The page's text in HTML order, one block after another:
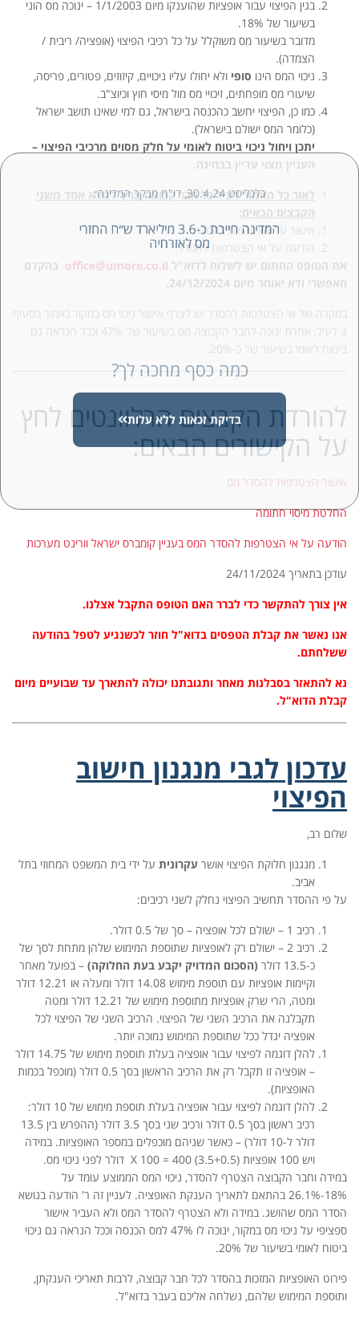
בגין הפיצוי עבור אופציות שהוענקו מיום 1/1/2003 – ינוכה מס הוני
בשיעור של 18%.
מדובר בשיעור מס משוקלל על כל רכיבי הפיצוי (אופציה/ ריבית /
הצמדה).
ניכוי המס הינו סופי ולא יחולו עליו ניכויים, קיזוזים, פטורים, פריסה,
שיעורי מס מופחתים, זיכויי מס מול מיסי חוץ וכיוצ"ב.
כמו כן, הפיצוי יחשב כהכנסה בישראל, גם למי שאינו תושב ישראל
(כלומר המס ישולם בישראל).
יתכן ויחול ניכוי ביטוח לאומי על חלק מסוים מרכיבי הפיצוי –
העניין מצוי עדיין בבחינה.
לאור כל האמור לעיל כל חבר קבוצה צריך למלא אחד משני
הקבצים הבאים:
אישור על הצטרפות להסדר.
הודעה על אי הצטרפות להסדר.
את הטופס החתום יש לשלוח לדוא"ל office@umore.co.il בהקדם
האפשרי ולא יאוחר מיום 24/12/2024.
במקרה של אי הצטרפות להסדר יש לצרף אישור ניכוי מס במקור כאמור בסעיף
3 לעיל, אחרת ינוכה לחבר הקבוצה מס בשיעור של 47% וככל הנראה גם
ביטוח לאומי בשיעור של כ-20%.
להורדת הקבצים הרלוונטים לחץ
על הקישורים הבאים:
אישור הצטרפות להסדר מס
החלטת מיסוי חתומה
הודעה על אי הצטרפות להסדר המס בעניין קומברס ישראל וורינט מערכות
עודכן בתאריך 24/11/2024
אין צורך להתקשר כדי לברר האם הטופס התקבל אצלנו.
אנו נאשר את קבלת הטפסים בדוא"ל חוזר לכשנגיע לטפל בהודעה
ששלחתם.
נא להתאזר בסבלנות מאחר ותגובתנו יכולה להתארך עד שבועיים מיום
קבלת הדוא"ל.
עדכון לגבי מנגנון חישוב
הפיצוי
שלום רב,
מנגנון חלוקת הפיצוי אושר עקרונית על ידי בית המשפט המחוזי בתל
אביב.
על פי ההסדר תחשיב הפיצוי נחלק לשני רכיבים:
רכיב 1 – ישולם לכל אופציה – סך של 0.5 דולר.
רכיב 2 – ישולם רק לאופציות שתוספת המימוש שלהן מתחת לסך של
כ-13.5 דולר
(הסכום המדויק יקבע בעת החלוקה) – בפועל מאחר
וקיימות אופציות עם תוספת מימוש 14.08 דולר ומעלה או 12.21 דולר
ומטה, הרי שרק אופציות מתוספת מימוש של 12.21 דולר ומטה
תקבלנה את הרכיב השני של הפיצוי. הרכיב השני של הפיצוי לכל
אופציה יגדל ככל שתוספת המימוש נמוכה יותר.
להלן דוגמה לפיצוי עבור אופציה בעלת תוספת מימוש של 14.75 דולר
– אופציה זו תקבל רק את הרכיב הראשון בסך 0.5 דולר (מוכפל בכמות
האופציות).
להלן דוגמה לפיצוי עבור אופציה בעלת תוספת מימוש של 10 דולר:
רכיב ראשון בסך 0.5 דולר ורכיב שני בסך 3.5 דולר (ההפרש בין 13.5
דולר ל-10 דולר) – כאשר שניהם מוכפלים במספר האופציות. במידה
ויש 100 אופציות (3.5+0.5) X 100 = 400 דולר לפני ניכוי מס.
במידה וחבר הקבוצה הצטרף להסדר, ניכוי המס הממוצע עומד על
18%-26.1% בהתאם לתאריך הענקת האופציה. לעניין זה ר' הודעה בנושא
הסדר המס שהושג. במידה ולא הצטרף להסדר המס ולא העביר אישור
ספציפי על ניכוי מס במקור, ינוכה לו 47% למס הכנסה וככל הנראה גם ניכוי
ביטוח לאומי בשיעור של 20%.
פירוט האופציות המזכות בהסדר לכל חבר קבוצה, לרבות תאריכי הענקתן,
ותוספת המימוש שלהם, נשלחה אליכם בעבר בדוא"ל.
כלכליסט 30.4.24, דו"ח מבקר המדינה:
המדינה חייבת כ-3.6 מיליארד ש״ח החזרי
מס לאזרחיה
כמה כסף מחכה לך?
בדיקת זכאות ללא עלות